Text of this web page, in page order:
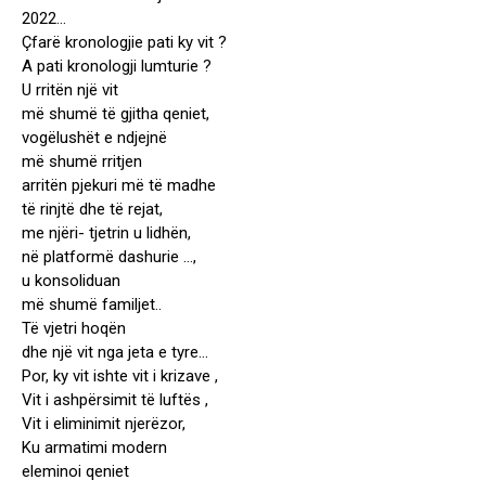
2022…
Çfarë kronologjie pati ky vit ?
A pati kronologji lumturie ?
U rritën një vit
më shumë të gjitha qeniet,
vogëlushët e ndjejnë
më shumë rritjen
arritën pjekuri më të madhe
të rinjtë dhe të rejat,
me njëri- tjetrin u lidhën,
në platformë dashurie …,
u konsoliduan
më shumë familjet..
Të vjetri hoqën
dhe një vit nga jeta e tyre…
Por, ky vit ishte vit i krizave ,
Vit i ashpërsimit të luftës ,
Vit i eliminimit njerëzor,
Ku armatimi modern
eleminoi qeniet